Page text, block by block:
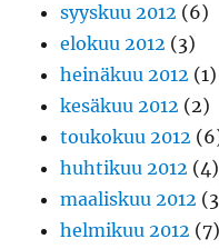
syyskuu 2012 (6)
elokuu 2012 (3)
heinäkuu 2012 (1)
kesäkuu 2012 (2)
toukokuu 2012
huhtikuu 2012 (4)
maaliskuu 2012
helmikuu 2012 (7)